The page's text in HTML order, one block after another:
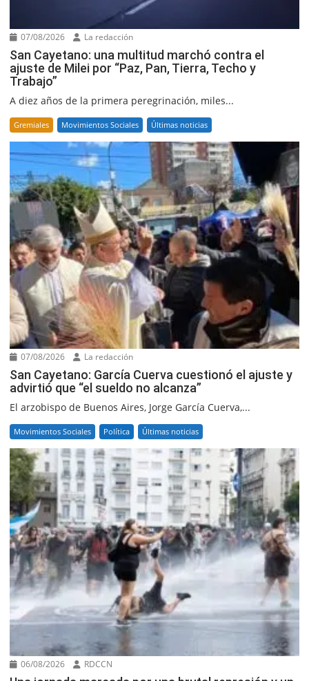
07/08/2026 La redacción
San Cayetano: una multitud marchó contra el
ajuste de Milei por “Paz, Pan, Tierra, Techo y
Trabajo”
A diez años de la primera peregrinación, miles...
Gremiales Movimientos Sociales Últimas noticias
07/08/2026 La redacción
San Cayetano: García Cuerva cuestionó el ajuste y
advirtió que “el sueldo no alcanza”
El arzobispo de Buenos Aires, Jorge García Cuerva,...
Movimientos Sociales Política Últimas noticias
06/08/2026 RDCCN